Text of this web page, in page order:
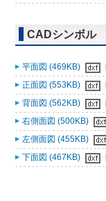
CADシンボル
平面図 (469KB)
正面図 (553KB)
背面図 (562KB)
右側面図 (500KB)
左側面図 (455KB)
下面図 (467KB)